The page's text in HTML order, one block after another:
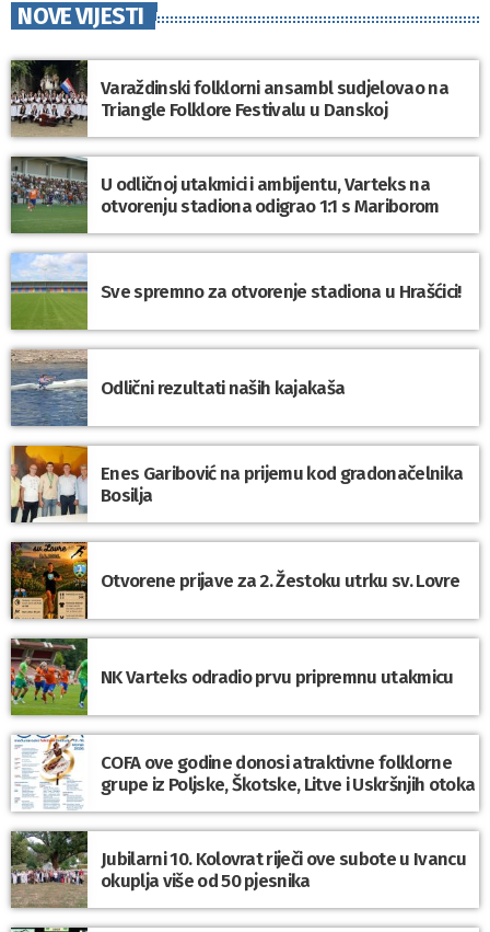
NOVE VIJESTI
Varaždinski folklorni ansambl sudjelovao na
Triangle Folklore Festivalu u Danskoj
U odličnoj utakmici i ambijentu, Varteks na
otvorenju stadiona odigrao 1:1 s Mariborom
Sve spremno za otvorenje stadiona u Hrašćici!
Odlični rezultati naših kajakaša
Enes Garibović na prijemu kod gradonačelnika
Bosilja
Otvorene prijave za 2. Žestoku utrku sv. Lovre
NK Varteks odradio prvu pripremnu utakmicu
COFA ove godine donosi atraktivne folklorne
grupe iz Poljske, Škotske, Litve i Uskršnjih otoka
Jubilarni 10. Kolovrat riječi ove subote u Ivancu
okuplja više od 50 pjesnika